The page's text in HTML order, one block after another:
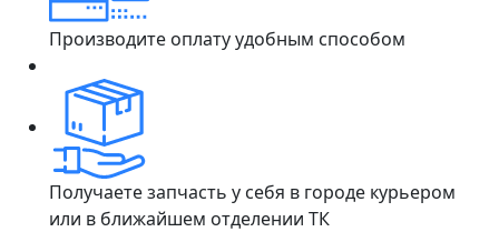
Производите оплату удобным способом
Получаете запчасть у себя в городе курьером
или в ближайшем отделении ТК